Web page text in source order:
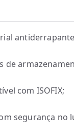
de
com ISOFIX;
segurança no